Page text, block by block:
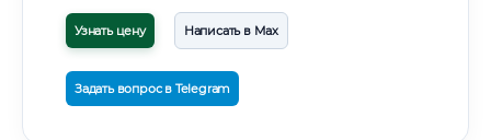
Узнать цену Написать в Max
Задать вопрос в Telegram